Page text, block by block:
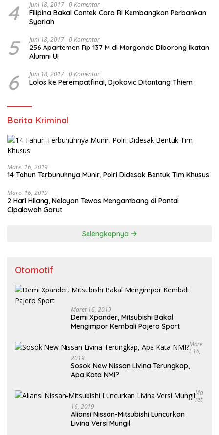
4 Juni 18, 2017 0 Komentar
Filipina Bakal Contek Cara RI Kembangkan Perbankan
Syariah
5 Juni 18, 2017 0 Komentar
256 Apartemen Rp 137 M di Margonda Diborong Ikatan
Alumni UI
6 Juni 18, 2017 0 Komentar
Lolos ke Perempatfinal, Djokovic Ditantang Thiem
Berita Kriminal
Maret 16, 2019
14 Tahun Terbunuhnya Munir, Polri Didesak Bentuk Tim Khusus
Maret 16, 2019
2 Hari Hilang, Nelayan Tewas Mengambang di Pantai
Cipalawah Garut
Selengkapnya
Otomotif
Maret 16, 2019
Demi Xpander, Mitsubishi Bakal
Mengimpor Kembali Pajero Sport
Mare
T 16,
2019
Sosok New Nissan Livina Terungkap,
Apa Kata NMI?
Ma
Ret
16, 2019
Aliansi Nissan-Mitsubishi Luncurkan
Livina Versi Mungil